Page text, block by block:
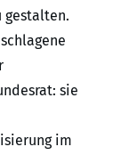
gestalten.
sie
im